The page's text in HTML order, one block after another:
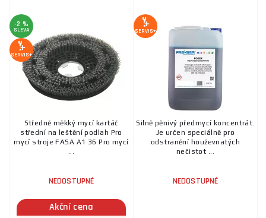
-2 %
SLEVA
SERVIS+
Středně měkký mycí kartáč
střední na leštění podlah Pro
mycí stroje FASA A1 36 Pro mycí
...
NEDOSTUPNÉ
Akční cena
SERVIS+
Silně pěnivý předmycí koncentrát.
Je určen speciálně pro
odstranění houževnatých
nečistot ...
NEDOSTUPNÉ